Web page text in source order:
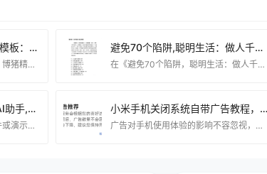
100+ 精选高质量个人简历模板：打造专业、引人注目的简历！
寻找个人简历模板？不再苦恼！博猪精心挑选了100多套高质量的模板，为您提供无限可能。无论您是刚毕业的应届生，还是经验丰富的职场精英，这些模板都能帮助您打造出令人印象深刻的简历。 从传统到现代，从简约到创意，我们的模板涵盖了各种风格和行业。无论您是在寻找传统职业还是潜在的创意领域，我们都有适合您的模板。每个模板都经过精心设计，保证了专业性和视觉吸引力的完美结合。 选择这些模板，您将获得一个个性化的简历，突出您的专业技能和独特魅力，让您在求职市场中脱颖而出。不再局限于传统的简历模式，让您的简历成为HR眼中的亮点，为您的
避免70个陷阱,聪明生活：做人千万别做老实人的智慧之路.Pdf
在《避免70个陷阱，聪明生活：做人千万别做老实人的智慧之路》中，我们将揭示避免陷阱的70个关键要点，为您指引一条聪明生活的道路。这书籍深入剖析，不仅教会您在人生旅途中规避困境，还分享了不做老实人的智慧之道。通过这本书，您将获得实用的智慧，助您在各种情境下做出明智而聪明的选择，为自己创造更加成功和幸福的生活。 资源下载 下载权限查看 ￥ 免费下载 评论并刷新后下载 登录后下载 查看演示 {{attr.name}}： 您当前的等级为 登录后免费下载登录 小黑屋反思中，不准下载！ 评论后刷新页面下载评论 支付￥以后下载
微软最新发布的Copilot：AI助手,免费的Chatgpt4.0
你是否曾经在写文档、电子邮件或演示文稿时感到困惑或无从下手？你是否想要有一个智能的助手，可以帮助你生成文本、总结信息、提供建议或转换格式？如果是这样，那么微软 Copilot 可能是你一直在寻找的工具。 什么是微软 Copilot？ 微软 Copilot 是一种 AI 驱动的生产力工具，它使用大型语言模型 (LLM)，并将数据与 Microsoft Graph 和 Microsoft 365 应用和服务集成。它与常用 Microsoft 365 应用（如 Word、Excel、PowerPoint、Outlook、
小米手机关闭系统自带广告教程，看完能关闭百分之95以上广告。
广告对手机使用体验的影响不容忽视，让我们来学习如何关闭安卓手机自带的系统广告，提升使用乐趣。 接下来，我将为大家详细介绍关闭安卓手机系统广告的方法，让我们一起来解决烦人的广告问题。 一下包含有广告的 应用（小米手机为例：） 天气：设置–用户体验计划 日历：设置–用户体验计划 主题商店：设置–隐私设置–个性化推荐 应用商店：设置–隐私–个性化服务 应用商店：设置–功能设置–显示福利活动 系统设置：搜索–广告&#